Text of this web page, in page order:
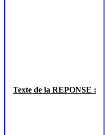
Texte de la REPONSE :